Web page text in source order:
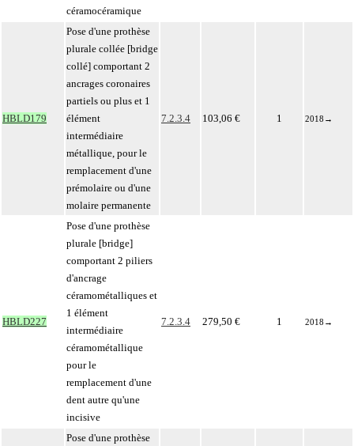
céramocéramique
HBLD179
Pose d'une prothèse
plurale collée [bridge
collé] comportant 2
ancrages coronaires
partiels ou plus et 1
élément
intermédiaire
métallique, pour le
remplacement d'une
prémolaire ou d'une
molaire permanente
7.2.3.4 103,06 € 1 2018 →
HBLD227
Pose d'une prothèse
plurale [bridge]
comportant 2 piliers
d'ancrage
céramométalliques et
1 élément
intermédiaire
céramométallique
pour le
remplacement d'une
dent autre qu'une
incisive
7.2.3.4 279,50 € 1 2018 →
Pose d'une prothèse